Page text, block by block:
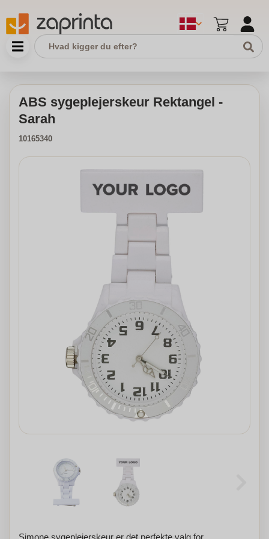
ABS sygeplejerskeur Rektangel -
Sarah
10165340
Simone sygeplejerskeur er det perfekte valg for